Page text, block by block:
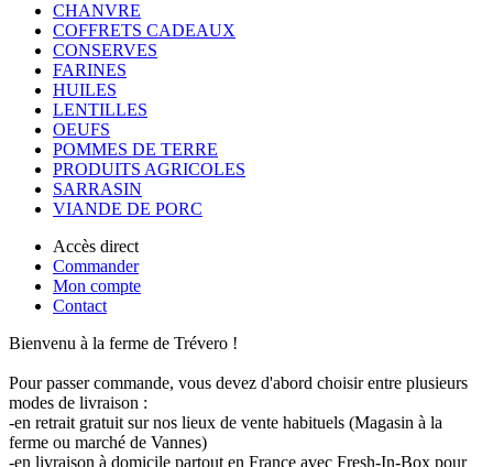
CHANVRE
COFFRETS CADEAUX
CONSERVES
FARINES
HUILES
LENTILLES
OEUFS
POMMES DE TERRE
PRODUITS AGRICOLES
SARRASIN
VIANDE DE PORC
Accès direct
Commander
Mon compte
Contact
Bienvenu à la ferme de Trévero !
Pour passer commande, vous devez d'abord choisir entre plusieurs
modes de livraison :
-en retrait gratuit sur nos lieux de vente habituels (Magasin à la
ferme ou marché de Vannes)
-en livraison à domicile partout en France avec Fresh-In-Box pour